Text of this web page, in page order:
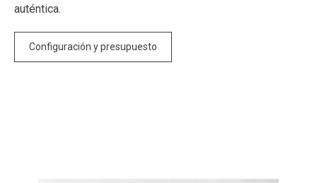
auténtica.
Configuración y presupuesto